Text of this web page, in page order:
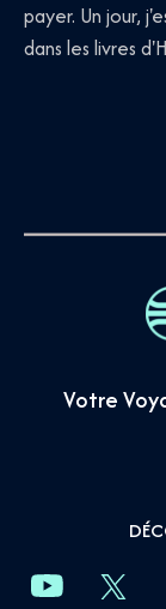
payer. Un jour,
dans les livres
Votre